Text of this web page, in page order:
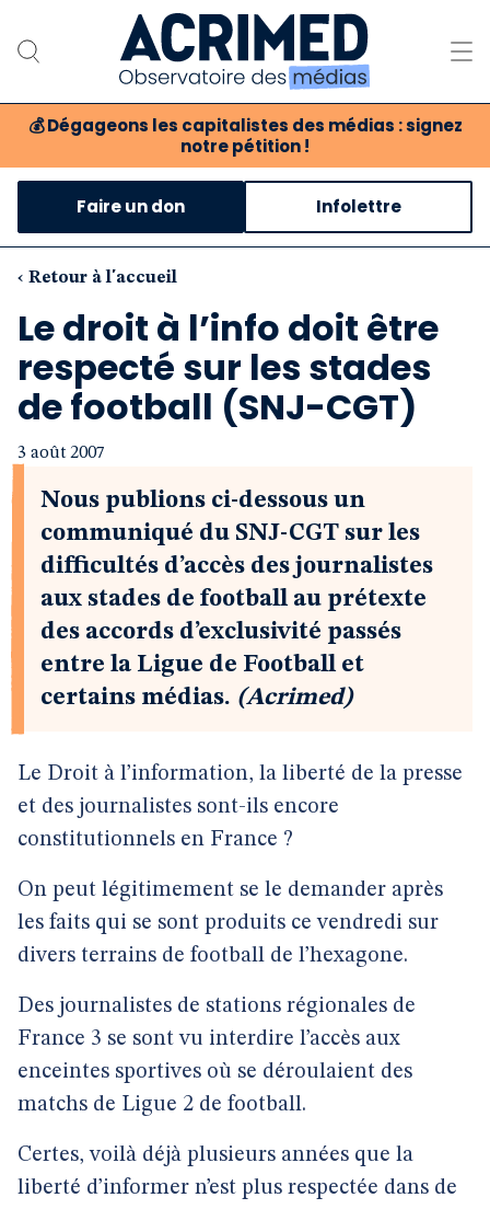
💰 Dégageons les capitalistes des médias : signez
notre pétition !
Notre association
Notre critique des médias
Nos propositions
Notre revue
Boutique
Faire un don Infolettre
‹ Retour à l'accueil
Le droit à l’info doit être
respecté sur les stades
de football (SNJ-CGT)
3 août 2007
Nous publions ci-dessous un
communiqué du SNJ-CGT sur les
difficultés d’accès des journalistes
aux stades de football au prétexte
des accords d’exclusivité passés
entre la Ligue de Football et
certains médias. (Acrimed)
Le Droit à l’information, la liberté de la presse
et des journalistes sont-ils encore
constitutionnels en France ?
On peut légitimement se le demander après
les faits qui se sont produits ce vendredi sur
divers terrains de football de l’hexagone.
Des journalistes de stations régionales de
France 3 se sont vu interdire l’accès aux
enceintes sportives où se déroulaient des
matchs de Ligue 2 de football.
Certes, voilà déjà plusieurs années que la
liberté d’informer n’est plus respectée dans de